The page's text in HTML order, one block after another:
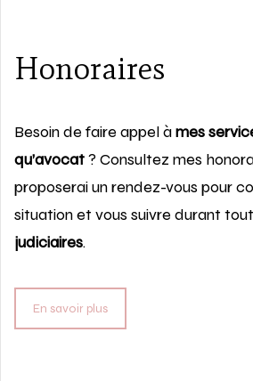
Honoraires
Besoin de faire appel àmes
qu’avocat? Consultez mes
proposerai un rendez-vous pour
situation et vous suivre durant
judiciaires.
En savoir plus